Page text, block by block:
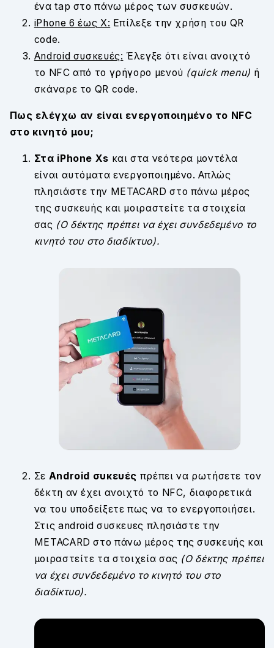
ένα tap στο πάνω μέρος των συσκευών.
iPhone 6 έως X: Επίλεξε την χρήση του QR
code.
Android συσκευές: Έλεγξε ότι είναι ανοιχτό
το NFC από το γρήγορο μενού (quick menu) ή
σκάναρε το QR code.
Πως ελέγχω αν είναι ενεργοποιημένο το NFC
στο κινητό μου;
Στα iPhone Xs και στα νεότερα μοντέλα
είναι αυτόματα ενεργοποιημένο. Απλώς
πλησιάστε την ΜETACARD στο πάνω μέρος
της συσκευής και μοιραστείτε τα στοιχεία
σας (Ο δέκτης πρέπει να έχει συνδεδεμένο το
κινητό του στο διαδίκτυο).
Σε Android συκευές πρέπει να ρωτήσετε τον
δέκτη αν έχει ανοιχτό το NFC, διαφορετικά
να του υποδείξετε πως να το ενεργοποιήσει.
Στις android συσκευες πλησιάστε την
ΜETACARD στο πάνω μέρος της συσκευής και
μοιραστείτε τα στοιχεία σας (Ο δέκτης πρέπει
να έχει συνδεδεμένο το κινητό του στο
διαδίκτυο).